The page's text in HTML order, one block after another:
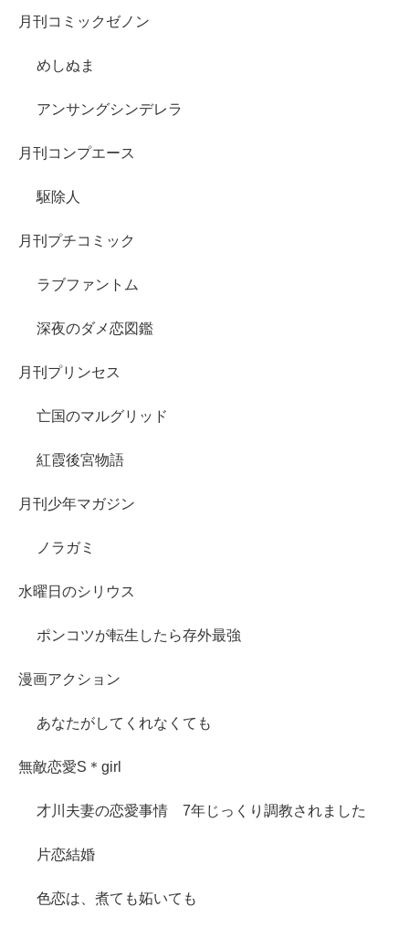
月刊コミックゼノン
めしぬま
アンサングシンデレラ
月刊コンプエース
駆除人
月刊プチコミック
ラブファントム
深夜のダメ恋図鑑
月刊プリンセス
亡国のマルグリッド
紅霞後宮物語
月刊少年マガジン
ノラガミ
水曜日のシリウス
ポンコツが転生したら存外最強
漫画アクション
あなたがしてくれなくても
無敵恋愛S＊girl
才川夫妻の恋愛事情 7年じっくり調教されました
片恋結婚
色恋は、煮ても妬いても